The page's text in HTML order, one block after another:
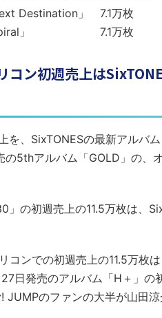
Destination」 7.1万枚
「Spiral」 7.1万枚
コン初週売上は
を、SixTONESの最新アルバム
の5thアルバム「GOLD」の、
」の初週売上の11.5万枚は、
コンでの初週売上の11.5万枚
日発売のアルバム「H＋」の
JUMPのファンの大半が山田